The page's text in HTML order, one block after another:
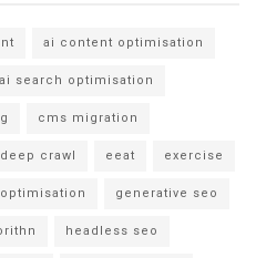
ai content optimisation
ai search optimisation
cms migration
deep crawl eeat exercise
generative seo
headless seo